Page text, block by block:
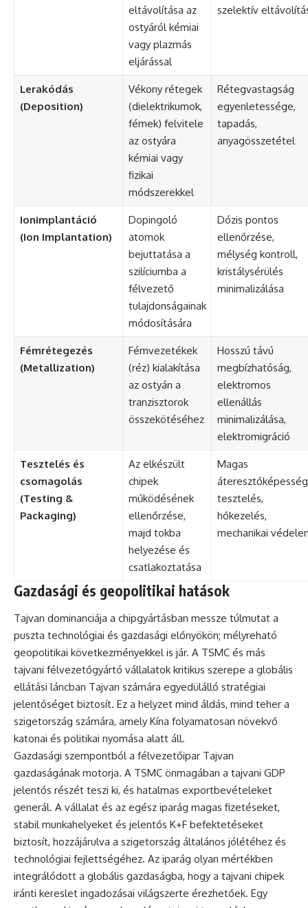
eltávolítása az
ostyáról kémiai
vagy plazmás
eljárással
szelektív
Lerakódás
(Deposition)
Vékony rétegek
(dielektrikumok,
fémek) felvitele
az ostyára
kémiai vagy
fizikai
módszerekkel
Rétegvastagság
egyenletessége,
tapadás,
anyagösszetétel
Ionimplantáció
(Ion Implantation)
Dopingoló
atomok
bejuttatása a
szilíciumba a
félvezető
tulajdonságainak
módosítására
Dózis pontos
ellenőrzése,
mélység kontroll,
kristálysérülés
minimalizálása
Fémrétegezés
(Metallization)
Fémvezetékek
(réz) kialakítása
az ostyán a
tranzisztorok
összekötéséhez
Hosszú távú
megbízhatóság,
elektromos
ellenállás
minimalizálása,
elektromigráció
Tesztelés és
csomagolás
(Testing &
Packaging)
Az elkészült
chipek
működésének
ellenőrzése,
majd tokba
helyezése és
csatlakoztatása
Magas
tesztelés,
hőkezelés,
mechanikai
Gazdasági és geopolitikai hatások
Tajvan dominanciája a chipgyártásban messze túlmutat a
puszta technológiai és gazdasági előnyökön; mélyreható
geopolitikai következményekkel is jár. A TSMC és más
tajvani félvezetőgyártó vállalatok kritikus szerepe a globális
ellátási láncban Tajvan számára egyedülálló stratégiai
jelentőséget biztosít. Ez a helyzet mind áldás, mind teher a
szigetország számára, amely Kína folyamatosan növekvő
katonai és politikai nyomása alatt áll.
Gazdasági szempontból a félvezetőipar Tajvan
gazdaságának motorja. A TSMC önmagában a tajvani GDP
jelentős részét teszi ki, és hatalmas exportbevételeket
generál. A vállalat és az egész iparág magas fizetéseket,
stabil munkahelyeket és jelentős K+F befektetéseket
biztosít, hozzájárulva a szigetország általános jólétéhez és
technológiai fejlettségéhez. Az iparág olyan mértékben
integrálódott a globális gazdaságba, hogy a tajvani chipek
iránti kereslet ingadozásai világszerte érezhetőek. Egy